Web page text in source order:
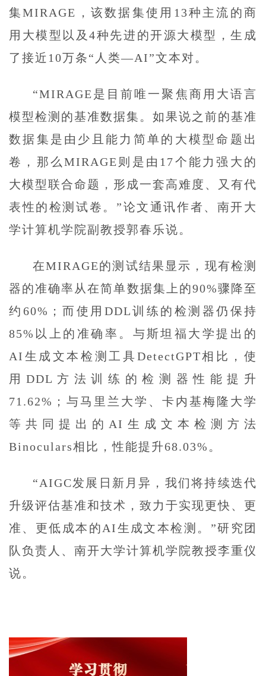
集MIRAGE，该数据集使用13种主流的商
用大模型以及4种先进的开源大模型，生成
了接近10万条“人类—AI”文本对。
“MIRAGE是目前唯一聚焦商用大语言
模型检测的基准数据集。如果说之前的基准
数据集是由少且能力简单的大模型命题出
卷，那么MIRAGE则是由17个能力强大的
大模型联合命题，形成一套高难度、又有代
表性的检测试卷。”论文通讯作者、南开大
学计算机学院副教授郭春乐说。
在MIRAGE的测试结果显示，现有检测
器的准确率从在简单数据集上的90%骤降至
约60%；而使用DDL训练的检测器仍保持
85%以上的准确率。与斯坦福大学提出的
AI生成文本检测工具DetectGPT相比，使
用DDL方法训练的检测器性能提升
71.62%；与马里兰大学、卡内基梅隆大学
等共同提出的AI生成文本检测方法
Binoculars相比，性能提升68.03%。
“AIGC发展日新月异，我们将持续迭代
升级评估基准和技术，致力于实现更快、更
准、更低成本的AI生成文本检测。”研究团
队负责人、南开大学计算机学院教授李重仪
说。